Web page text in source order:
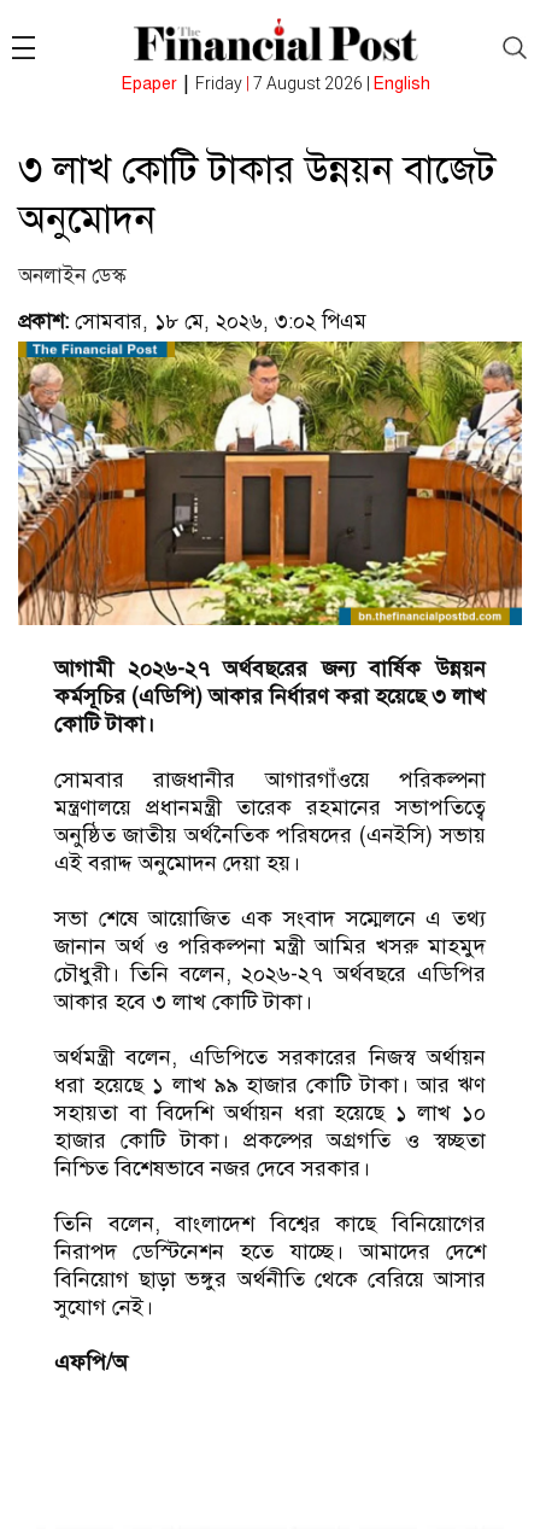
Epaper| Friday 7 August 2026 | English
৩ লাখ কোটি টাকার উন্নয়ন বাজেট
অনুমোদন
অনলাইন ডেস্ক
প্রকাশ: সোমবার, ১৮ মে, ২০২৬, ৩:০২ পিএম
আগামী ২০২৬-২৭ অর্থবছরের জন্য বার্ষিক উন্নয়ন
কর্মসূচির (এডিপি) আকার নির্ধারণ করা হয়েছে ৩ লাখ
কোটি টাকা।
সোমবার রাজধানীর আগারগাঁওয়ে পরিকল্পনা
মন্ত্রণালয়ে প্রধানমন্ত্রী তারেক রহমানের সভাপতিত্বে
অনুষ্ঠিত জাতীয় অর্থনৈতিক পরিষদের (এনইসি) সভায়
এই বরাদ্দ অনুমোদন দেয়া হয়।
সভা শেষে আয়োজিত এক সংবাদ সম্মেলনে এ তথ্য
জানান অর্থ ও পরিকল্পনা মন্ত্রী আমির খসরু মাহমুদ
চৌধুরী। তিনি বলেন, ২০২৬-২৭ অর্থবছরে এডিপির
আকার হবে ৩ লাখ কোটি টাকা।
অর্থমন্ত্রী বলেন, এডিপিতে সরকারের নিজস্ব অর্থায়ন
ধরা হয়েছে ১ লাখ ৯৯ হাজার কোটি টাকা। আর ঋণ
সহায়তা বা বিদেশি অর্থায়ন ধরা হয়েছে ১ লাখ ১০
হাজার কোটি টাকা। প্রকল্পের অগ্রগতি ও স্বচ্ছতা
নিশ্চিত বিশেষভাবে নজর দেবে সরকার।
তিনি বলেন, বাংলাদেশ বিশ্বের কাছে বিনিয়োগের
নিরাপদ ডেস্টিনেশন হতে যাচ্ছে। আমাদের দেশে
বিনিয়োগ ছাড়া ভঙ্গুর অর্থনীতি থেকে বেরিয়ে আসার
সুযোগ নেই।
এফপি/অ